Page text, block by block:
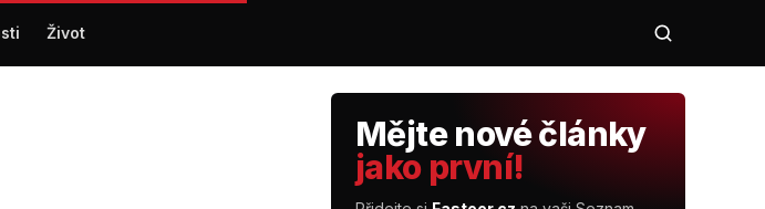
Život
Mějte nové články
jako první!